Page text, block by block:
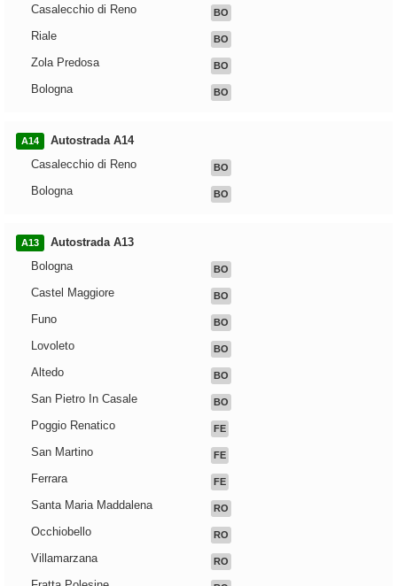
Casalecchio di Reno BO
Riale BO
Zola Predosa BO
Bologna BO
A14
Autostrada A14
Casalecchio di Reno
BO
Bologna BO
A13
Autostrada A13
Bologna
BO
Castel Maggiore BO
Funo BO
Lovoleto BO
Altedo BO
San Pietro In Casale BO
Poggio Renatico FE
San Martino FE
Ferrara FE
Santa Maria Maddalena RO
Occhiobello RO
Villamarzana RO